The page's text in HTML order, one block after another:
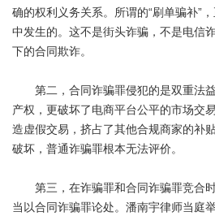
确的权利义务关系。所谓的“刷单骗补”
中发生的。这不是街头诈骗，不是电信
下的合同欺诈。
第二，合同诈骗罪侵犯的是双重法
产权，更破坏了电商平台公平的市场交
造虚假交易，挤占了其他合规商家的补
破坏，普通诈骗罪根本无法评价。
第三，在诈骗罪和合同诈骗罪竞合时
当以合同诈骗罪论处。潘南宇律师当庭